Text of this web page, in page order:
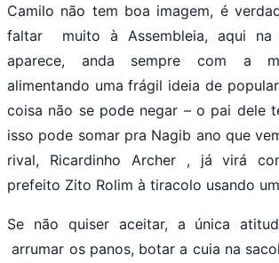
Camilo não tem boa imagem, é
faltar muito à Assembleia, aqui na
aparece, anda sempre com a
alimentando uma frágil ideia de
coisa não se pode negar – o pai dele
isso pode somar pra Nagib ano que
rival, Ricardinho Archer , já virá
prefeito Zito Rolim à tiracolo usando
Se não quiser aceitar, a única
arrumar os panos, botar a cuia na